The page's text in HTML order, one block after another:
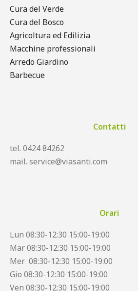
Cura del Verde
Cura del Bosco
Agricoltura ed Edilizia
Macchine professionali
Arredo Giardino
Barbecue
Contatti
tel. 0424 84262
mail. service@viasanti.com
Orari
Lun 08:30-12:30 15:00-19:00
Mar 08:30-12:30 15:00-19:00
Mer 08:30-12:30 15:00-19:00
Gio 08:30-12:30 15:00-19:00
Ven 08:30-12:30 15:00-19:00